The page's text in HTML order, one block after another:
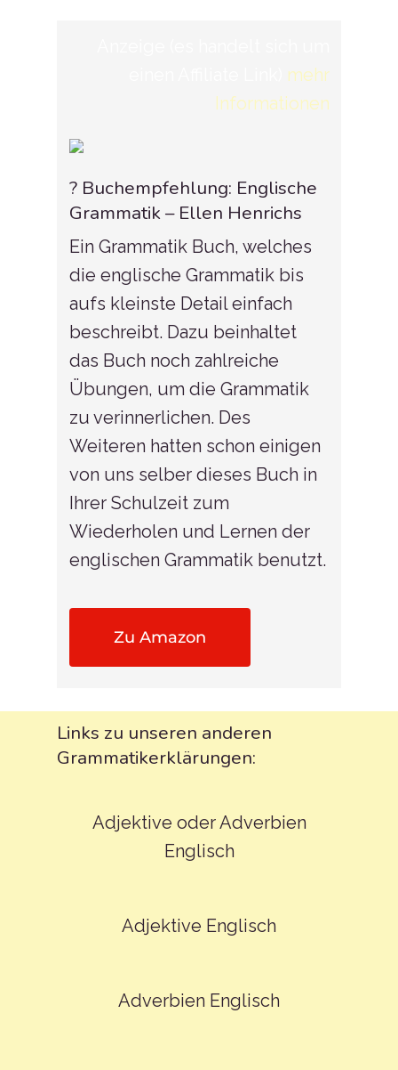
mehr
Informationen
? Buchempfehlung: Englische
Grammatik – Ellen Henrichs
Ein Grammatik Buch, welches
die englische Grammatik bis
aufs kleinste Detail einfach
beschreibt. Dazu beinhaltet
das Buch noch zahlreiche
Übungen, um die Grammatik
zu verinnerlichen. Des
Weiteren hatten schon einigen
von uns selber dieses Buch in
Ihrer Schulzeit zum
Wiederholen und Lernen der
englischen Grammatik benutzt.
Zu Amazon
Links zu unseren anderen
Grammatikerklärungen:
Adjektive oder Adverbien
Englisch
Adjektive Englisch
Adverbien Englisch